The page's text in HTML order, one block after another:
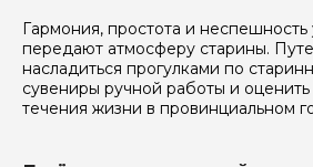
Гармония, простота и
передают атмосферу старины.
насладиться прогулками по
сувениры ручной работы и
течения жизни в провинциальном